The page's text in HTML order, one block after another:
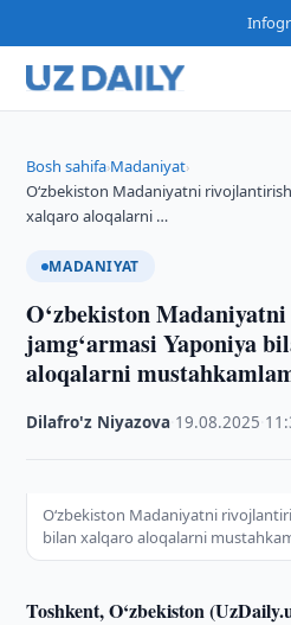
Bosh sahifa›Madaniyat›
O‘zbekiston Madaniyatni
xalqaro aloqalarni …
MADANIYAT
O‘zbekiston
jamg‘armasi Yaponiya
aloqalarni
Dilafro'z Niyazova 19.08.2025
O‘zbekiston Madaniyatni
bilan xalqaro aloqalarni
Toshkent, O‘zbekiston